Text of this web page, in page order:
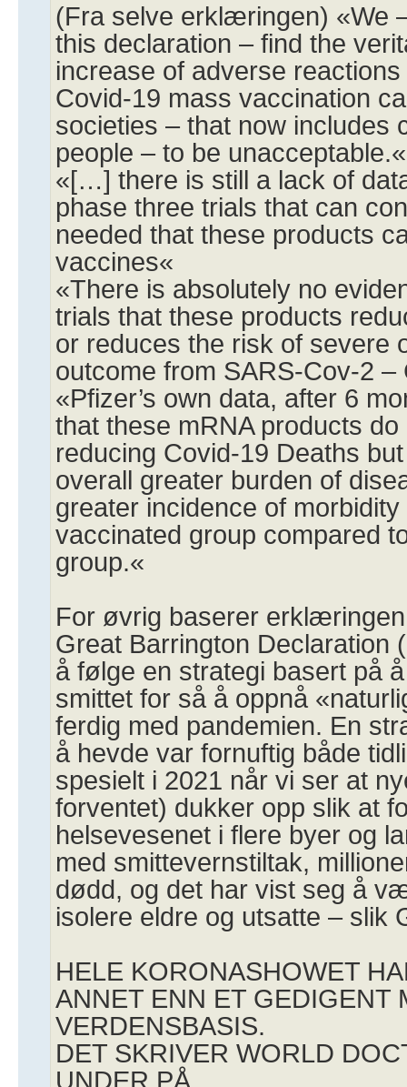
(Fra selve erklæringen) «We
this declaration – find the
increase of adverse
Covid-19 mass vaccination
societies – that now includes
people – to be unacceptable.«
«[…] there is still a lack of
phase three trials that can
needed that these products
vaccines«
«There is absolutely no
trials that these products
or reduces the risk of severe
outcome from SARS-Cov-2
«Pfizer’s own data, after 6
that these mRNA products
reducing Covid-19 Deaths
overall greater burden of
greater incidence of
vaccinated group compared
group.«
For øvrig baserer
Great Barrington Declaration
å følge en strategi basert på
smittet for så å oppnå
ferdig med pandemien. En
å hevde var fornuftig både
spesielt i 2021 når vi ser at
forventet) dukker opp slik at
helsevesenet i flere byer og
med smittevernstiltak,
dødd, og det har vist seg å
isolere eldre og utsatte – slik
HELE KORONASHOWET
ANNET ENN ET GEDIGENT
VERDENSBASIS.
DET SKRIVER WORLD
UNDER PÅ.